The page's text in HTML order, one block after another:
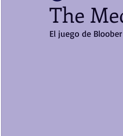
The
El juego de